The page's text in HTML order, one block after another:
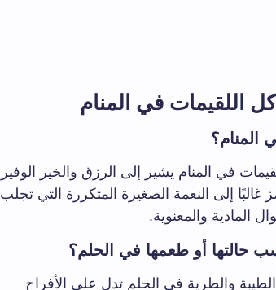
اللقيمات في المنام
المنام؟
في المنام يشير إلى الرزق والخير الوفير
غالبًا إلى النعمة الصغيرة المتكررة التي تجلب
المادية والمعنوية.
أو طعمها في الحلم؟
والطرية في الحلم تدل على الأفراح